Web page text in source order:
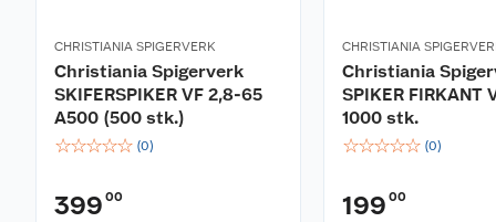
CHRISTIANIA SPIGERVERK
Christiania Spigerverk
SKIFERSPIKER VF 2,8-65
A500 (500 stk.)
☆☆☆☆☆ (0)
399 00
CHRISTIANIA
Christiania
SPIKER FIRKANT
1000 stk.
☆☆☆☆☆ (0)
199 00